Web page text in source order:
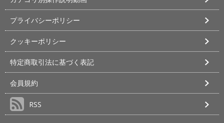
プライバシーポリシー
クッキーポリシー
特定商取引法に基づく表記
会員規約
RSS